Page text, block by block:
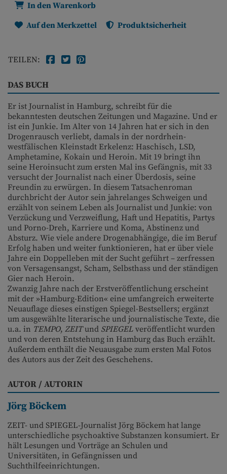
In den Warenkorb
Auf den Merkzettel
Produktsicherheit
TEILEN:
DAS BUCH
Er ist Journalist in Hamburg, schreibt für die
bekanntesten deutschen Zeitungen und Magazine. Und er
ist ein Junkie. Im Alter von 14 Jahren hat er sich in den
Drogenrausch verliebt, damals in der nordrhein-
westfälischen Kleinstadt Erkelenz: Haschisch, LSD,
Amphetamine, Kokain und Heroin. Mit 19 bringt ihn
seine Heroinsucht zum ersten Mal ins Gefängnis, mit 33
versucht der Journalist nach einer Überdosis, seine
Freundin zu erwürgen. In diesem Tatsachenroman
durchbricht der Autor sein jahrelanges Schweigen und
erzählt von seinem Leben als Journalist und Junkie: von
Verzückung und Verzweiflung, Haft und Hepatitis, Partys
und Porno-Dreh, Karriere und Koma, Abstinenz und
Absturz. Wie viele andere Drogenabhängige, die im Beruf
Erfolg haben und weiter funktionieren, hat er über viele
Jahre ein Doppelleben mit der Sucht geführt – zerfressen
von Versagensangst, Scham, Selbsthass und der ständigen
Gier nach Heroin.
Zwanzig Jahre nach der Erstveröffentlichung erscheint
mit der »Hamburg-Edition« eine umfangreich erweiterte
Neuauflage dieses einstigen Spiegel-Bestsellers; ergänzt
um ausgewählte literarische und journalistische Texte, die
u.a. in TEMPO, ZEITund SPIEGEL veröffentlicht wurden
und von deren Entstehung in Hamburg das Buch erzählt.
Außerdem enthält die Neuausgabe zum ersten Mal Fotos
des Autors aus der Zeit des Geschehens.
AUTOR / AUTORIN
Jörg Böckem
ZEIT- und SPIEGEL-Journalist Jörg Böckem hat lange
unterschiedliche psychoaktive Substanzen konsumiert. Er
hält Lesungen und Vorträge an Schulen und
Universitäten, in Gefängnissen und
Suchthilfeeinrichtungen.